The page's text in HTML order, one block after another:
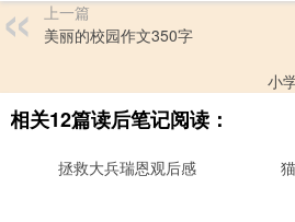
上一篇
美丽的校园作文350字
小
相关12篇读后笔记阅读：
拯救大兵瑞恩观后感